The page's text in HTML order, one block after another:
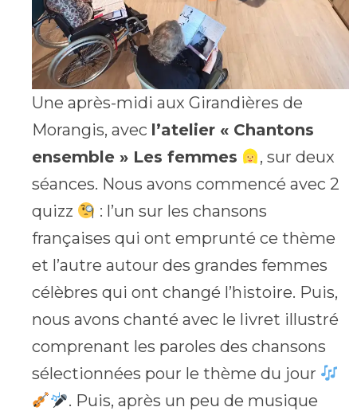
Une après-midi aux Girandières de
Morangis, avec l’atelier « Chantons
ensemble » Les femmes
, sur deux
séances. Nous avons commencé avec 2
quizz
: l’un sur les chansons
françaises qui ont emprunté ce thème
et l’autre autour des grandes femmes
célèbres qui ont changé l’histoire. Puis,
nous avons chanté avec le livret illustré
comprenant les paroles des chansons
sélectionnées pour le thème du jour
. Puis, après un peu de musique